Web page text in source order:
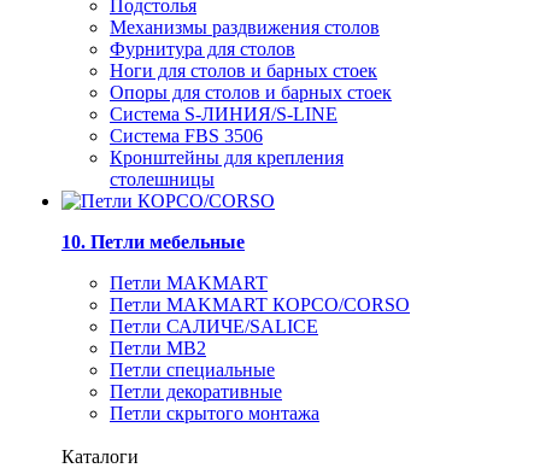
Подстолья
Механизмы раздвижения столов
Фурнитура для столов
Ноги для столов и барных стоек
Опоры для столов и барных стоек
Система S-ЛИНИЯ/S-LINE
Система FBS 3506
Кронштейны для крепления
столешницы
10. Петли мебельные
Петли MAKMART
Петли MAKMART КОРСО/CORSO
Петли САЛИЧЕ/SALICE
Петли MB2
Петли специальные
Петли декоративные
Петли скрытого монтажа
Каталоги